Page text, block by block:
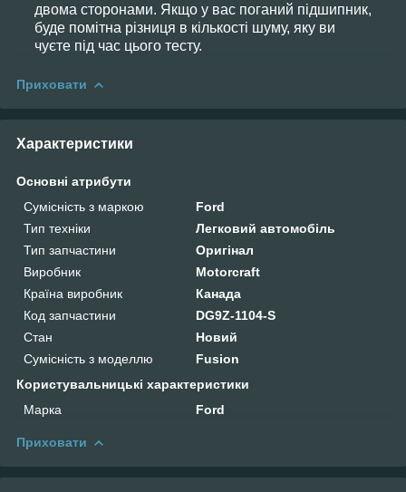
двома сторонами. Якщо у вас поганий підшипник,
буде помітна різниця в кількості шуму, яку ви
чуєте під час цього тесту.
Приховати
Характеристики
Основні атрибути
Сумісність з маркою
Ford
Тип техніки
Легковий автомобіль
Тип запчастини
Оригінал
Виробник
Motorcraft
Країна виробник
Канада
Код запчастини
DG9Z-1104-S
Стан
Новий
Сумісність з моделлю
Fusion
Користувальницькі характеристики
Марка
Ford
Приховати